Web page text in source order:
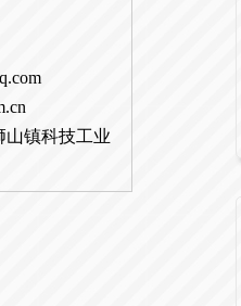
山镇科技工业